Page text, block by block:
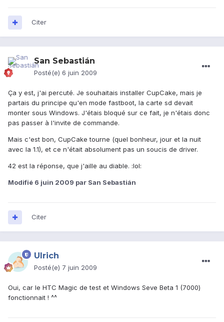
Citer
San Sebastián
Posté(e) 6 juin 2009
Ça y est, j'ai percuté. Je souhaitais installer CupCake, mais je
partais du principe qu'en mode fastboot, la carte sd devait
monter sous Windows. J'étais bloqué sur ce fait, je n'étais donc
pas passer à l'invite de commande.
Mais c'est bon, CupCake tourne (quel bonheur, jour et la nuit
avec la 1.1), et ce n'était absolument pas un soucis de driver.
42 est la réponse, que j'aille au diable. :lol:
Modifié 6 juin 2009 par San Sebastián
Citer
Ulrich
Posté(e) 7 juin 2009
Oui, car le HTC Magic de test et Windows Seve Beta 1 (7000)
fonctionnait ! ^^